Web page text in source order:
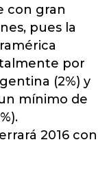
con gran
pues la
por
(2%) y
mínimo de
2016 con